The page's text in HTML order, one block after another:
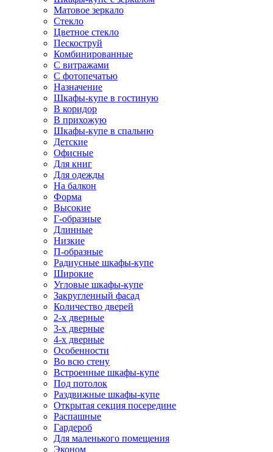
Матовое зеркало
Стекло
Цветное стекло
Пескоструй
Комбинированные
С витражами
С фотопечатью
Назначение
Шкафы-купе в гостиную
В коридор
В прихожую
Шкафы-купе в спальню
Детские
Офисные
Для книг
Для одежды
На балкон
Форма
Высокие
Г-образные
Длинные
Низкие
П-образные
Радиусные шкафы-купе
Широкие
Угловые шкафы-купе
Закругленный фасад
Количество дверей
2-х дверные
3-х дверные
4-х дверные
Особенности
Во всю стену
Встроенные шкафы-купе
Под потолок
Раздвижные шкафы-купе
Открытая секция посередине
Распашные
Гардероб
Для маленького помещения
Эконом